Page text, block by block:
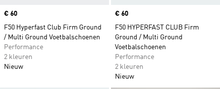
Price
€ 60
F50 Hyperfast Club Firm Ground
/ Multi Ground Voetbalschoenen
Performance
2 kleuren
Nieuw
Price
€ 60
F50 HYPERFAST CLUB Firm
Ground / Multi Ground
Voetbalschoenen
Performance
2 kleuren
Nieuw